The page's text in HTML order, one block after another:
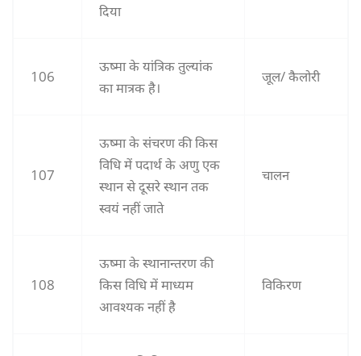
दिया
106
ऊष्मा के यांत्रिक तुल्यांक
का मात्रक है।
जूल/ कैलोरी
107
ऊष्मा के संचरण की किस
विधि में पदार्थ के अणु एक
स्थान से दूसरे स्थान तक
स्वयं नहीं जाते
चालन
108
ऊष्मा के स्थानान्तरण की
किस विधि में माध्यम
आवश्यक नहीं है
विकिरण